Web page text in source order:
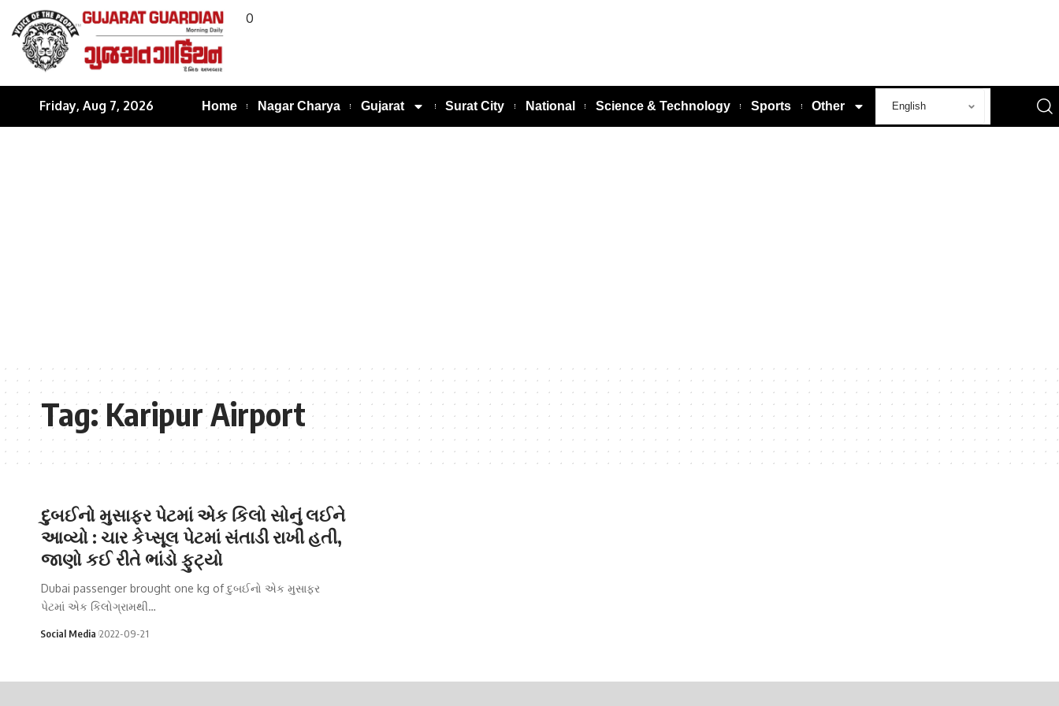
0
Friday, Aug 7, 2026 Home Nagar Charya Gujarat Surat City National Science & Technology Sports Other
Tag:Karipur Airport
દુબઈનો મુસાફર પેટમાં એક કિલો સોનું લઈને
આવ્યો : ચાર કેપ્સૂલ પેટમાં સંતાડી રાખી હતી,
જાણો કઈ રીતે ભાંડો ફુટ્યો
Dubai passenger brought one kg of દુબઈનો એક મુસાફર
પેટમાં એક કિલોગ્રામથી…
Social Media 2022-09-21